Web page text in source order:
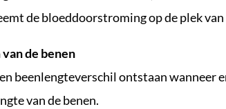
de bloeddoorstroming op de plek
de benen
beenlengteverschil ontstaan wanneer
van de benen.